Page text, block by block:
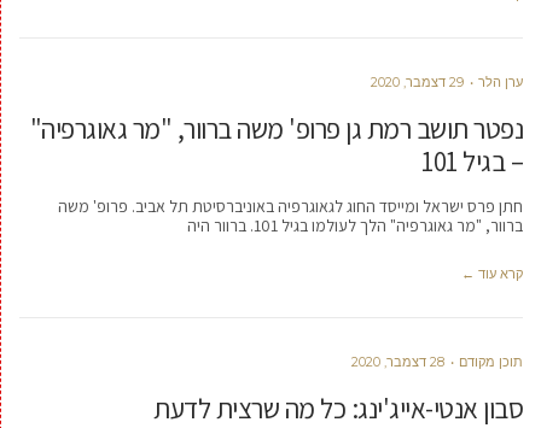
ערן הלר 29 דצמבר, 2020
נפטר תושב רמת גן פרופ' משה ברוור, "מר גאוגרפיה"
– בגיל 101
חתן פרס ישראל ומייסד החוג לגאוגרפיה באוניברסיטת תל אביב. פרופ' משה
ברוור, "מר גאוגרפיה" הלך לעולמו בגיל 101. ברוור היה
קרא עוד ←
תוכן מקודם 28 דצמבר, 2020
סבון אנטי-אייג'ינג: כל מה שרצית לדעת